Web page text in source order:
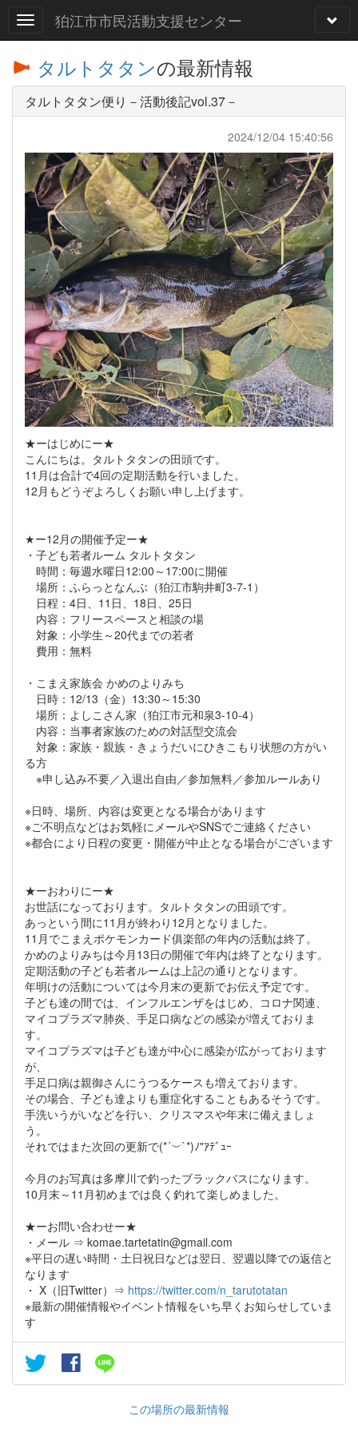
狛江市市民活動支援センター
タルトタタンの最新情報
タルトタタン便り－活動後記vol.37－
2024/12/04 15:40:56
★ーはじめにー★
こんにちは。タルトタタンの田頭です。
11月は合計で4回の定期活動を行いました。
12月もどうぞよろしくお願い申し上げます。
★ー12月の開催予定ー★
・子ども若者ルーム タルトタタン
時間：毎週水曜日12:00～17:00に開催
場所：ふらっとなんぶ（狛江市駒井町3-7-1）
日程：4日、11日、18日、25日
内容：フリースペースと相談の場
対象：小学生～20代までの若者
費用：無料
・こまえ家族会 かめのよりみち
日時：12/13（金）13:30～15:30
場所：よしこさん家（狛江市元和泉3-10-4）
内容：当事者家族のための対話型交流会
対象：家族・親族・きょうだいにひきこもり状態の方がい
る方
※申し込み不要／入退出自由／参加無料／参加ルールあり
※日時、場所、内容は変更となる場合があります
※ご不明点などはお気軽にメールやSNSでご連絡ください
※都合により日程の変更・開催が中止となる場合がございます
★ーおわりにー★
お世話になっております。タルトタタンの田頭です。
あっという間に11月が終わり12月となりました。
11月でこまえポケモンカード俱楽部の年内の活動は終了。
かめのよりみちは今月13日の開催で年内は終了となります。
定期活動の子ども若者ルームは上記の通りとなります。
年明けの活動については今月末の更新でお伝え予定です。
子ども達の間では、インフルエンザをはじめ、コロナ関連、
マイコプラズマ肺炎、手足口病などの感染が増えておりま
す。
マイコプラズマは子ども達が中心に感染が広がっております
が、
手足口病は親御さんにうつるケースも増えております。
その場合、子ども達よりも重症化することもあるそうです。
手洗いうがいなどを行い、クリスマスや年末に備えましょ
う。
それではまた次回の更新で(*´︶`*)ﾉ"ｱﾃﾞｭｰ
今月のお写真は多摩川で釣ったブラックバスになります。
10月末～11月初めまでは良く釣れて楽しめました。
★ーお問い合わせー★
・メール ⇒ komae.tartetatin@gmail.com
※平日の遅い時間・土日祝日などは翌日、翌週以降での返信と
なります
・ X（旧Twitter）⇒ https://twitter.com/n_tarutotatan
※最新の開催情報やイベント情報をいち早くお知らせしていま
す
この場所の最新情報